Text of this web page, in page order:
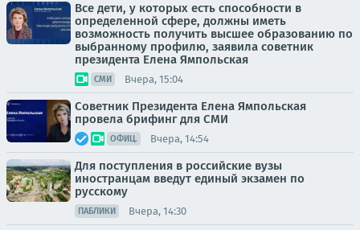
Все дети, у которых есть способности в
определенной сфере, должны иметь
возможность получить высшее образованию по
выбранному профилю, заявила советник
президента Елена Ямпольская
СМИ Вчера, 15:04
Советник Президента Елена Ямпольская
провела брифинг для СМИ
ОФИЦ. Вчера, 14:54
Для поступления в российские вузы
иностранцам введут единый экзамен по
русскому
ПАБЛИКИ Вчера, 14:30